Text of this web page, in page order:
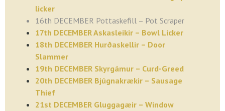
licker
16th DECEMBER Pottaskefill – Pot Scraper
17th DECEMBER Askasleikir – Bowl Licker
18th DECEMBER Hurðaskellir – Door
Slammer
19th DECEMBER Skyrgámur – Curd-Greed
20th DECEMBER Bjúgnakrækir – Sausage
Thief
21st DECEMBER Gluggagæir – Window